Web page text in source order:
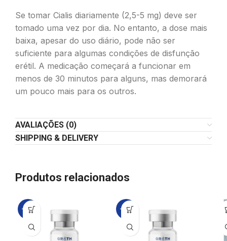
Se tomar Cialis diariamente (2,5-5 mg) deve ser
tomado uma vez por dia. No entanto, a dose mais
baixa, apesar do uso diário, pode não ser
suficiente para algumas condições de disfunção
erétil. A medicação começará a funcionar em
menos de 30 minutos para alguns, mas demorará
um pouco mais para os outros.
AVALIAÇÕES (0)
SHIPPING & DELIVERY
Produtos relacionados
-21% -21%